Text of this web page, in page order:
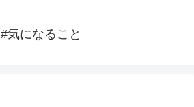
#気になること